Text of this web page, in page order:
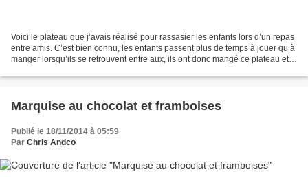
Voici le plateau que j’avais réalisé pour rassasier les enfants lors d’un repas
entre amis. C’est bien connu, les enfants passent plus de temps à jouer qu’à
manger lorsqu’ils se retrouvent entre aux, ils ont donc mangé ce plateau et
Marquise au chocolat et framboises
Publié le 18/11/2014 à 05:59
Par Chris Andco